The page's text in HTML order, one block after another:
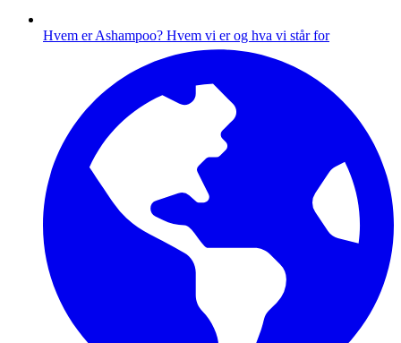
Hvem er Ashampoo? Hvem vi er og hva vi står for